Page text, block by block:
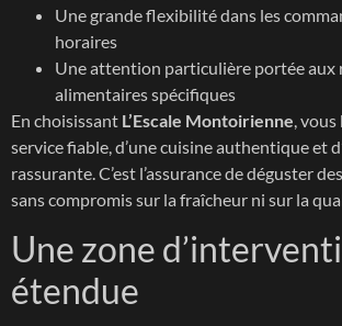
Une grande flexibilité dans les
horaires
Une attention particulière portée aux
alimentaires spécifiques
En choisissant L’Escale Montoirienne ,
service fiable, d’une cuisine authentique et
rassurante. C’est l’assurance de déguster
sans compromis sur la fraîcheur ni sur la
Une zone
étendue